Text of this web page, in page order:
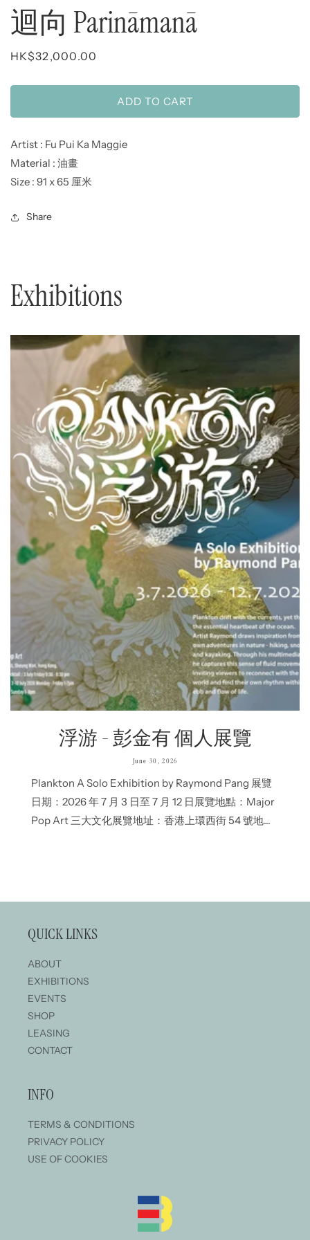
迴向 Parināmanā
Regular
HK$32,000.00
ADD TO CART
Artist : Fu Pui Ka Maggie
Material : 油畫
Size : 91 x 65 厘米
Share
Exhibitions
浮游 - 彭金有 個人展覽
June 30, 2026
Plankton A Solo Exhibition by Raymond Pang 展覽
日期：2026 年 7 月 3 日至 7 月 12 日展覽地點：Major
Pop Art 三大文化展覽地址：香港上環西街 54 號地下
QUICK LINKS
ABOUT
EXHIBITIONS
EVENTS
SHOP
LEASING
CONTACT
INFO
TERMS & CONDITIONS
PRIVACY POLICY
USE OF COOKIES